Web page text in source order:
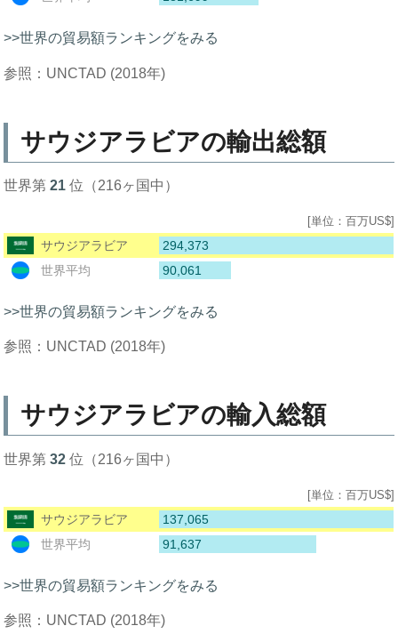
>>世界の貿易額ランキングをみる
参照：UNCTAD (2018年)
サウジアラビアの輸出総額
世界第21 位（216ヶ国中）
[単位：百万US$]
サウジアラビア
294,373
世界平均
90,061
>>世界の貿易額ランキングをみる
参照：UNCTAD (2018年)
サウジアラビアの輸入総額
世界第32 位（216ヶ国中）
[単位：百万US$]
サウジアラビア
137,065
世界平均
91,637
>>世界の貿易額ランキングをみる
参照：UNCTAD (2018年)